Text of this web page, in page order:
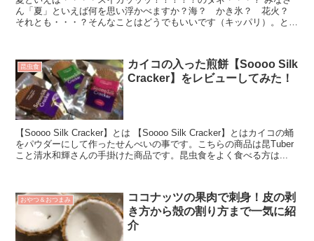
ん「夏」といえば何を思い浮かべますか？海？ かき氷？ 花火？
それとも・・・？そんなことはどうでもいいです（キッパリ）。とい
昆虫食
カイコの入った煎餅【Soooo Silk
Cracker】をレビューしてみた！
【Soooo Silk Cracker】とは 【Soooo Silk Cracker】とはカイコの蛹
をパウダーにして作ったせんべいの事です。こちらの商品は昆Tuber
こと清水和輝さんの手掛けた商品です。昆虫食をよく食べる方は...
おやつ＆おつまみ
ココナッツの果肉で刺身！皮の剥
き方から殻の割り方まで一気に紹
介